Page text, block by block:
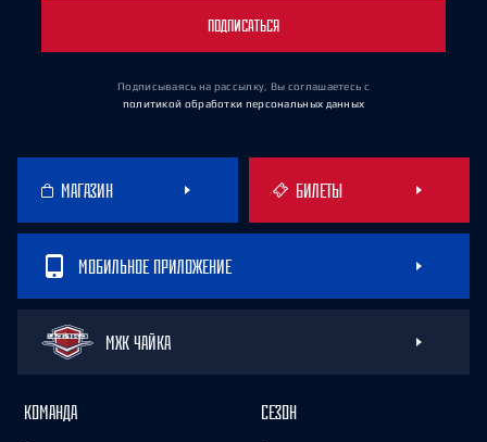
ПОДПИСАТЬСЯ
Подписываясь на рассылку, Вы соглашаетесь с
политикой обработки персональных данных
МАГАЗИН БИЛЕТЫ
МОБИЛЬНОЕ ПРИЛОЖЕНИЕ
МХК ЧАЙКА
КОМАНДА СЕЗОН